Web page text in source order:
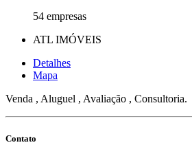
54 empresas
ATL IMÓVEIS
Detalhes
Mapa
Venda , Aluguel , Avaliação , Consultoria.
Contato